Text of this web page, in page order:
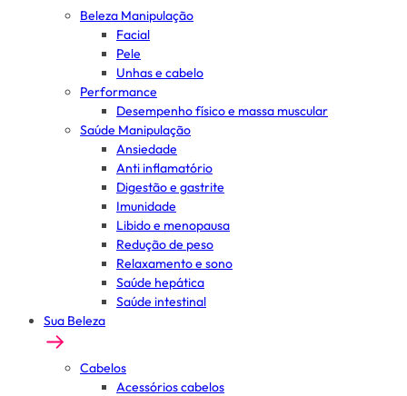
Beleza Manipulação
Facial
Pele
Unhas e cabelo
Performance
Desempenho físico e massa muscular
Saúde Manipulação
Ansiedade
Anti inflamatório
Digestão e gastrite
Imunidade
Libido e menopausa
Redução de peso
Relaxamento e sono
Saúde hepática
Saúde intestinal
Sua Beleza
Cabelos
Acessórios cabelos